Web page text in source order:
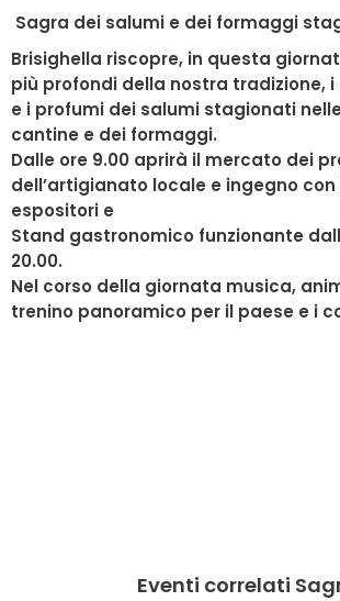
Sagra dei salumi e dei formaggi
Brisighella riscopre, in questa
più profondi della nostra tradizione, i
e i profumi dei salumi stagionati
cantine e dei formaggi.
Dalle ore 9.00 aprirà il mercato dei
dell’artigianato locale e ingegno
espositori e
Stand gastronomico funzionante
20.00.
Nel corso della giornata musica,
trenino panoramico per il paese e i
Eventi correlati